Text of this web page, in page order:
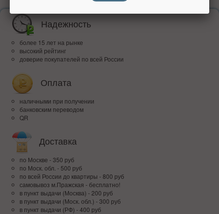
Надежность
более 15 лет на рынке
высокий рейтинг
доверие покупателей по всей России
Оплата
наличными при получении
банковским переводом
QR
Доставка
по Москве - 350 руб
по Моск. обл. - 500 руб
по всей Росcии до квартиры - 800 руб
самовывоз м.Пражская - бесплатно!
в пункт выдачи (Москва) - 200 руб
в пункт выдачи (Моск. обл.) - 300 руб
в пункт выдачи (РФ) - 400 руб